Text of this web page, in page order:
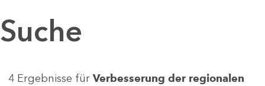
Suche
4 Ergebnisse für Verbesserung der regionalen